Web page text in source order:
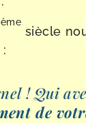
ème
siècle
! Qui
de